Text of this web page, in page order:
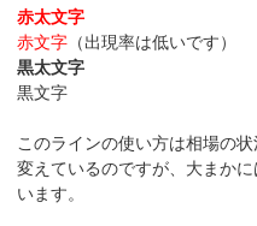
赤太文字
赤文字 （出現率は低いです）
黒太文字
黒文字
このラインの使い方は相場の
変えているのですが、大まか
います。